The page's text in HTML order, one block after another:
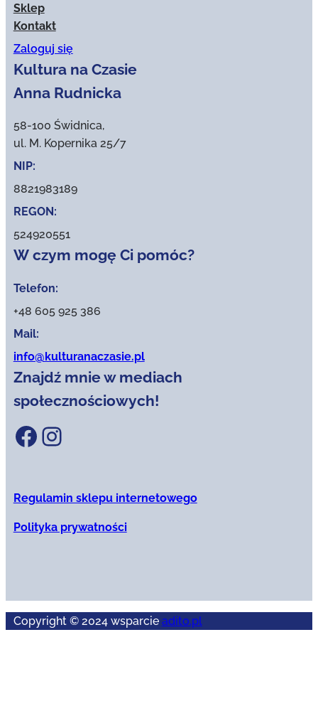
Sklep
Kontakt
Zaloguj się
Kultura na Czasie
Anna Rudnicka
58-100 Świdnica,
ul. M. Kopernika 25/7
NIP:
8821983189
REGON:
524920551
W czym mogę Ci pomóc?
Telefon:
+48 605 925 386
Mail:
info@kulturanaczasie.pl
Znajdź mnie w mediach
społecznościowych!
Facebook Instagram
Regulamin sklepu internetowego
Polityka prywatności
Copyright © 2024 wsparcie adito.pl